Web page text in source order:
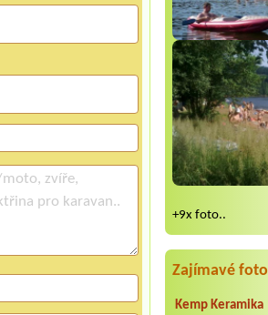
+9x foto..
Zajímavé foto
Kemp Keramika